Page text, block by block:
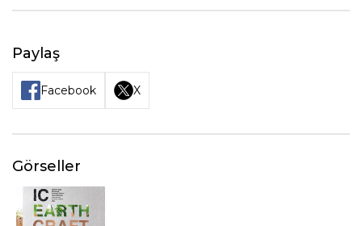
Paylaş
Facebook X
Görseller